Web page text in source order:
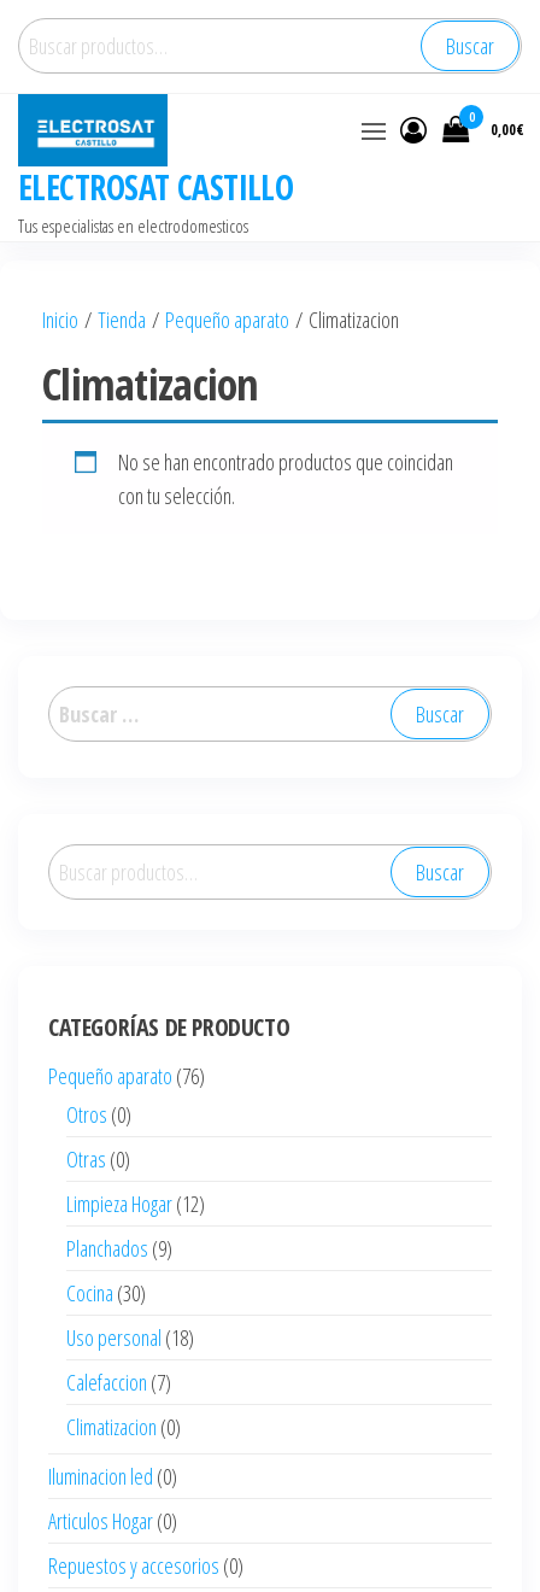
Saltar
contenido
Buscar
por:
Buscar
ELECTROSAT CASTILLO
Tus especialistas en electrodomesticos
0
0,00€
Inicio / Tienda / Pequeño aparato / Climatizacion
Climatizacion
No se han encontrado productos que coincidan
con tu selección.
Buscar:
Buscar
por:
Buscar
CATEGORÍAS DE PRODUCTO
Pequeño aparato (76)
Otros (0)
Otras (0)
Limpieza Hogar(12)
Planchados (9)
Cocina (30)
Uso personal (18)
Calefaccion (7)
Climatizacion (0)
Iluminacion led (0)
Articulos Hogar(0)
Repuestos y accesorios (0)